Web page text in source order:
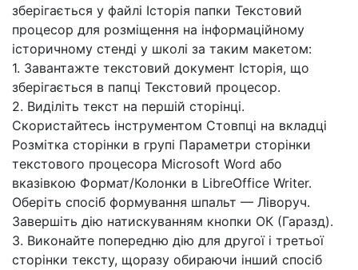
зберігається у файлі Історія папки Текстовий
процесор для розміщення на інформаційному
історичному стенді у школі за таким макетом:
1. Завантажте текстовий документ Історія, що
зберігається в папці Текстовий процесор.
2. Виділіть текст на першій сторінці.
Скористайтесь інструментом Стовпці на вкладці
Розмітка сторінки в групі Параметри сторінки
текстового процесора Microsoft Word або
вказівкою Формат/Колонки в LibreOffice Writer.
Оберіть спосіб формування шпальт — Ліворуч.
Завершіть дію натискуванням кнопки ОК (Гаразд).
3. Виконайте попередню дію для другої і третьої
сторінки тексту, щоразу обираючи інший спосіб